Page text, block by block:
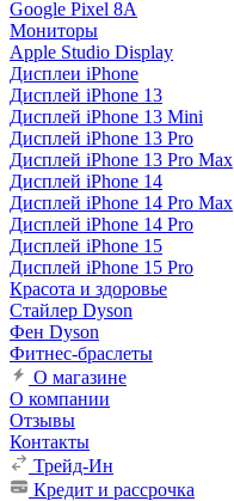
Google Pixel 8A
Мониторы
Apple Studio Display
Дисплеи iPhone
Дисплей iPhone 13
Дисплей iPhone 13 Mini
Дисплей iPhone 13 Pro
Дисплей iPhone 13 Pro Max
Дисплей iPhone 14
Дисплей iPhone 14 Pro Max
Дисплей iPhone 14 Pro
Дисплей iPhone 15
Дисплей iPhone 15 Pro
Красота и здоровье
Стайлер Dyson
Фен Dyson
Фитнес-браслеты
О магазине
О компании
Отзывы
Контакты
Трейд-Ин
Кредит и рассрочка